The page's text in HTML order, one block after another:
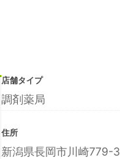
店舗タイプ
調剤薬局
住所
新潟県長岡市川崎779-3